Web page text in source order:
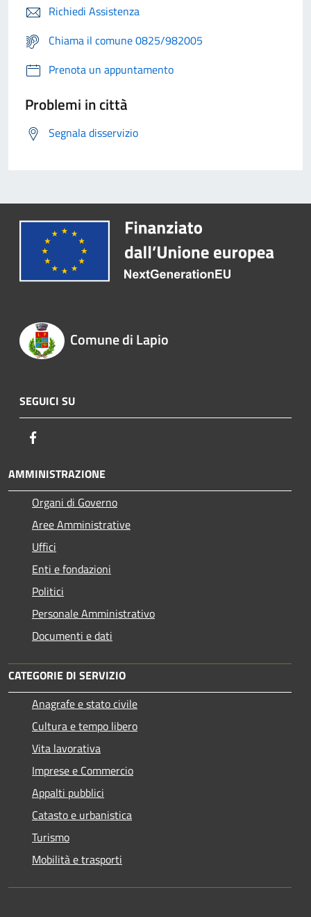
Richiedi Assistenza
Chiama il comune 0825/982005
Prenota un appuntamento
Problemi in città
Segnala disservizio
Comune di Lapio
SEGUICI SU
AMMINISTRAZIONE
Organi di Governo
Aree Amministrative
Uffici
Enti e fondazioni
Politici
Personale Amministrativo
Documenti e dati
CATEGORIE DI SERVIZIO
Anagrafe e stato civile
Cultura e tempo libero
Vita lavorativa
Imprese e Commercio
Appalti pubblici
Catasto e urbanistica
Turismo
Mobilità e trasporti